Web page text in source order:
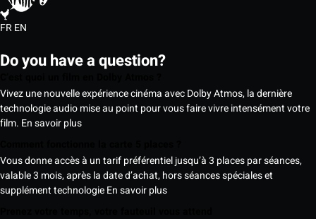
FREN
Do you have a question?
Vivez une nouvelle expérience cinéma avec Dolby Atmos, la dernière
technologie audio mise au point pour vous faire vivre intensément votre
film. En savoir plus
Vous donne accès à un tarif préférentiel jusqu’à 3 places par séances,
valable 3 mois, après la date d’achat, hors séances spéciales et
supplément technologieEn savoir plus